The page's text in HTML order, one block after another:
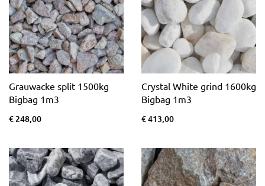
Grauwacke split 1500kg
Bigbag 1m3
€ 248,00
Crystal White grind 1600kg
Bigbag 1m3
€ 413,00